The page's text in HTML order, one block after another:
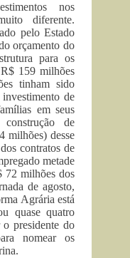
nos
diferente.
pelo Estado
orçamento do
para os
159 milhões
tinham sido
de
em seus
de
milhões) desse
contratos de
metade
72 milhões dos
de agosto,
Agrária está
quase quatro
presidente do
nomear os